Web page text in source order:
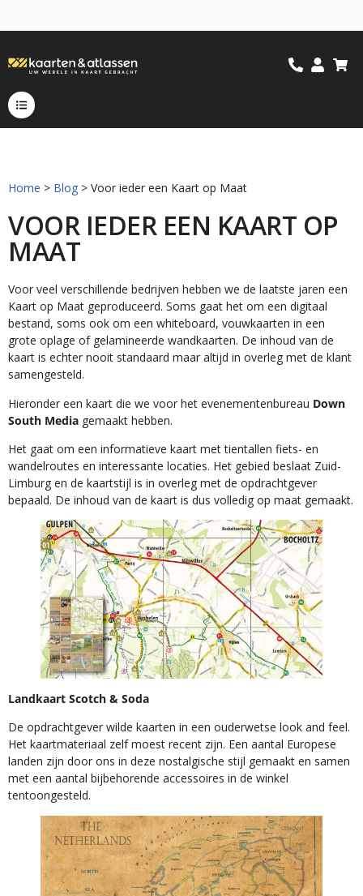
Home > Blog > Voor ieder een Kaart op Maat
VOOR IEDER EEN KAART OP
MAAT
Voor veel verschillende bedrijven hebben we de laatste jaren een
Kaart op Maat geproduceerd. Soms gaat het om een digitaal
bestand, soms ook om een whiteboard, vouwkaarten in een
grote oplage of gelamineerde wandkaarten. De inhoud van de
kaart is echter nooit standaard maar altijd in overleg met de klant
samengesteld.
Hieronder een kaart die we voor het evenementenbureau Down
South Media gemaakt hebben.
Het gaat om een informatieve kaart met tientallen fiets- en
wandelroutes en interessante locaties. Het gebied beslaat Zuid-
Limburg en de kaartstijl is in overleg met de opdrachtgever
bepaald. De inhoud van de kaart is dus volledig op maat gemaakt.
Landkaart Scotch & Soda
De opdrachtgever wilde kaarten in een ouderwetse look and feel.
Het kaartmateriaal zelf moest recent zijn. Een aantal Europese
landen zijn door ons in deze nostalgische stijl gemaakt en samen
met een aantal bijbehorende accessoires in de winkel
tentoongesteld.